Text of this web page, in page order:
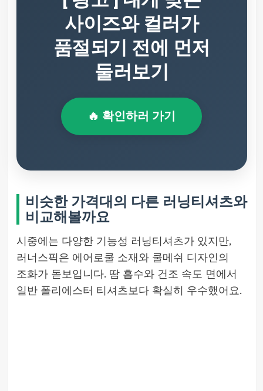
사이즈와 컬러가
품절되기 전에 먼저
둘러보기
🔥 확인하러 가기
비슷한 가격대의 다른 러닝티셔츠와
비교해볼까요
시중에는 다양한 기능성 러닝티셔츠가 있지만,
러너스픽은 에어로쿨 소재와 쿨메쉬 디자인의
조화가 돋보입니다. 땀 흡수와 건조 속도 면에서
일반 폴리에스터 티셔츠보다 확실히 우수했어요.